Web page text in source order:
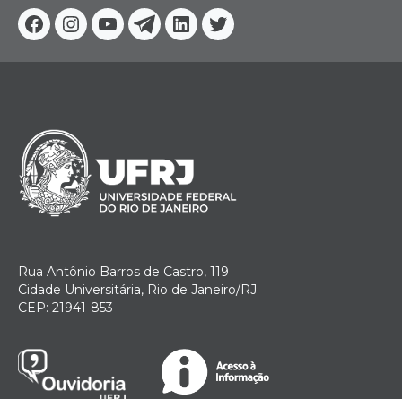
Facebook
Instagram
YoutubeTelegram
Linkedin
Twitter
Rua Antônio Barros de Castro, 119
Cidade Universitária, Rio de Janeiro/RJ
CEP: 21941-853